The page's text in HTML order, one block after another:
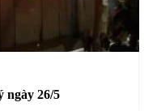
ngày 26/5